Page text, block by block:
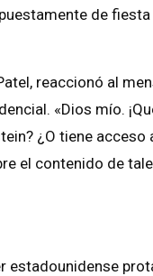
de
reaccionó al
«Dios mío.
¿O tiene
el contenido de
estadounidense